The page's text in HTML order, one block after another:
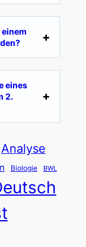
eines
2.
Analyse
Biologie BWL